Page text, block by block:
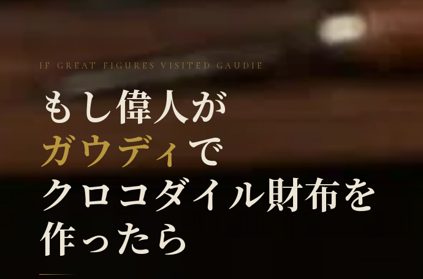
IF GREAT FIGURES VISITED GAUDIE
もし偉人が
ガウディ で
クロコダイル財布を
作ったら